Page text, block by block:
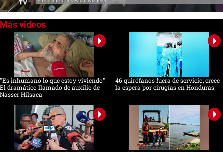
of
minute,
seconds
"Es inhumano lo que estoy viviendo".
El dramático llamado de auxilio de
Nasser Hilsaca
46 quirófanos fuera de servicio; crece
la espera por cirugías en Honduras